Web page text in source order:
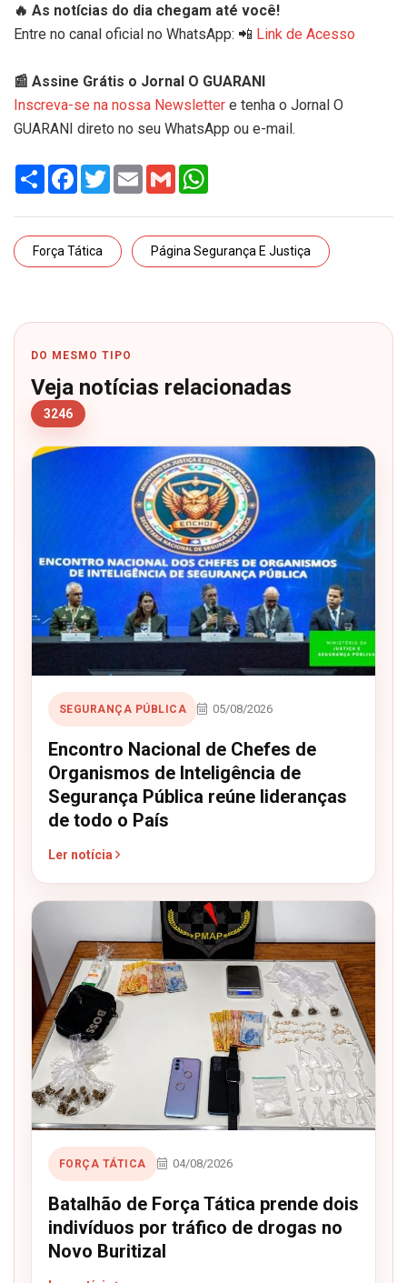
🔥 As notícias do dia chegam até você!
Entre no canal oficial no WhatsApp: 📲 Link de Acesso
📰 Assine Grátis o Jornal O GUARANI
Inscreva-se na nossa Newsletter e tenha o Jornal O
GUARANI direto no seu WhatsApp ou e-mail.
Share Facebook
TwitterEmail Gmail
Força Tática Página Segurança E Justiça
DO MESMO TIPO
Veja notícias relacionadas
3246
SEGURANÇA PÚBLICA 05/08/2026
Encontro Nacional de Chefes de
Organismos de Inteligência de
Segurança Pública reúne lideranças
de todo o País
Ler notícia
FORÇA TÁTICA 04/08/2026
Batalhão de Força Tática prende dois
indivíduos por tráfico de drogas no
Novo Buritizal